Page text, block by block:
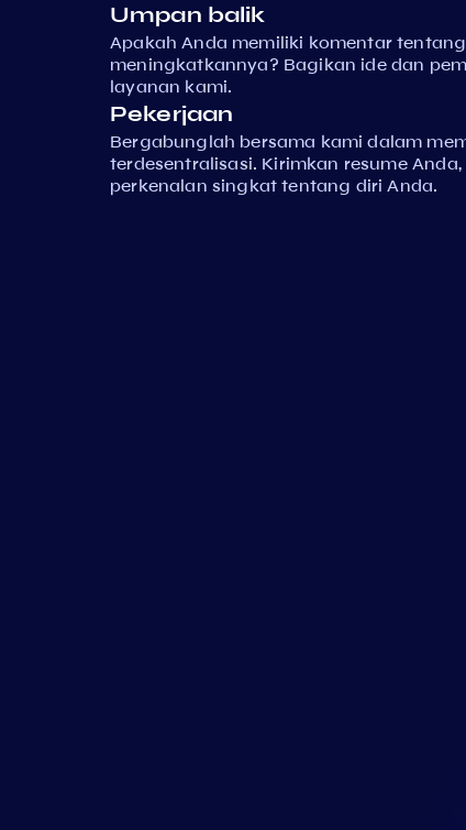
Umpan balik
Apakah Anda memiliki komentar
meningkatkannya? Bagikan ide dan
layanan kami.
Pekerjaan
Bergabunglah bersama kami dalam
terdesentralisasi. Kirimkan resume
perkenalan singkat tentang diri Anda.